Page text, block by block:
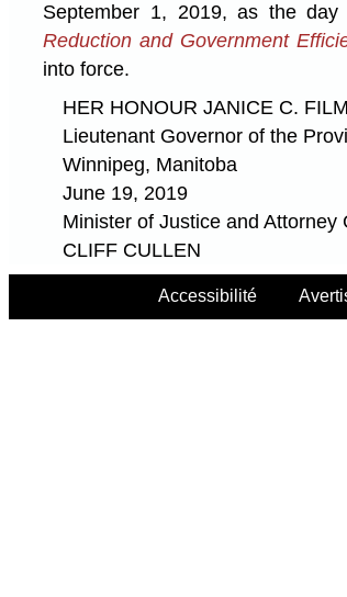
September 1, 2019, as the
Reduction and Government
into force.
HER HONOUR JANICE C.
Lieutenant Governor of the
Winnipeg, Manitoba
June 19, 2019
Minister of Justice and Attorney
CLIFF CULLEN
Accessibilité